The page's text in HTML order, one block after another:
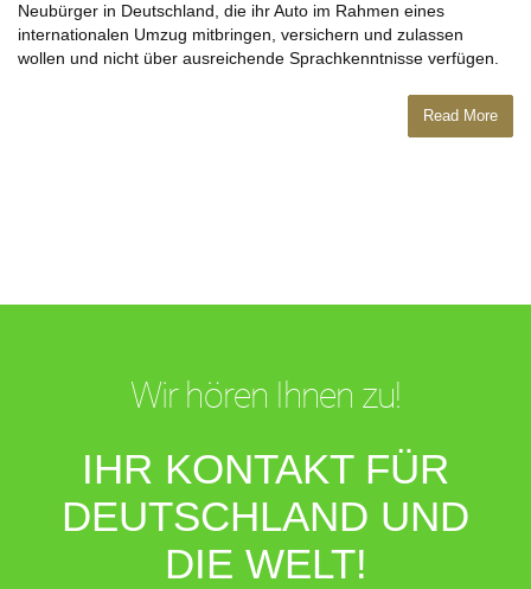
Neubürger in Deutschland, die ihr Auto im Rahmen eines
internationalen Umzug mitbringen, versichern und zulassen
wollen und nicht über ausreichende Sprachkenntnisse verfügen.
Read More
Wir hören Ihnen zu!
IHR KONTAKT FÜR
DEUTSCHLAND UND
DIE WELT!